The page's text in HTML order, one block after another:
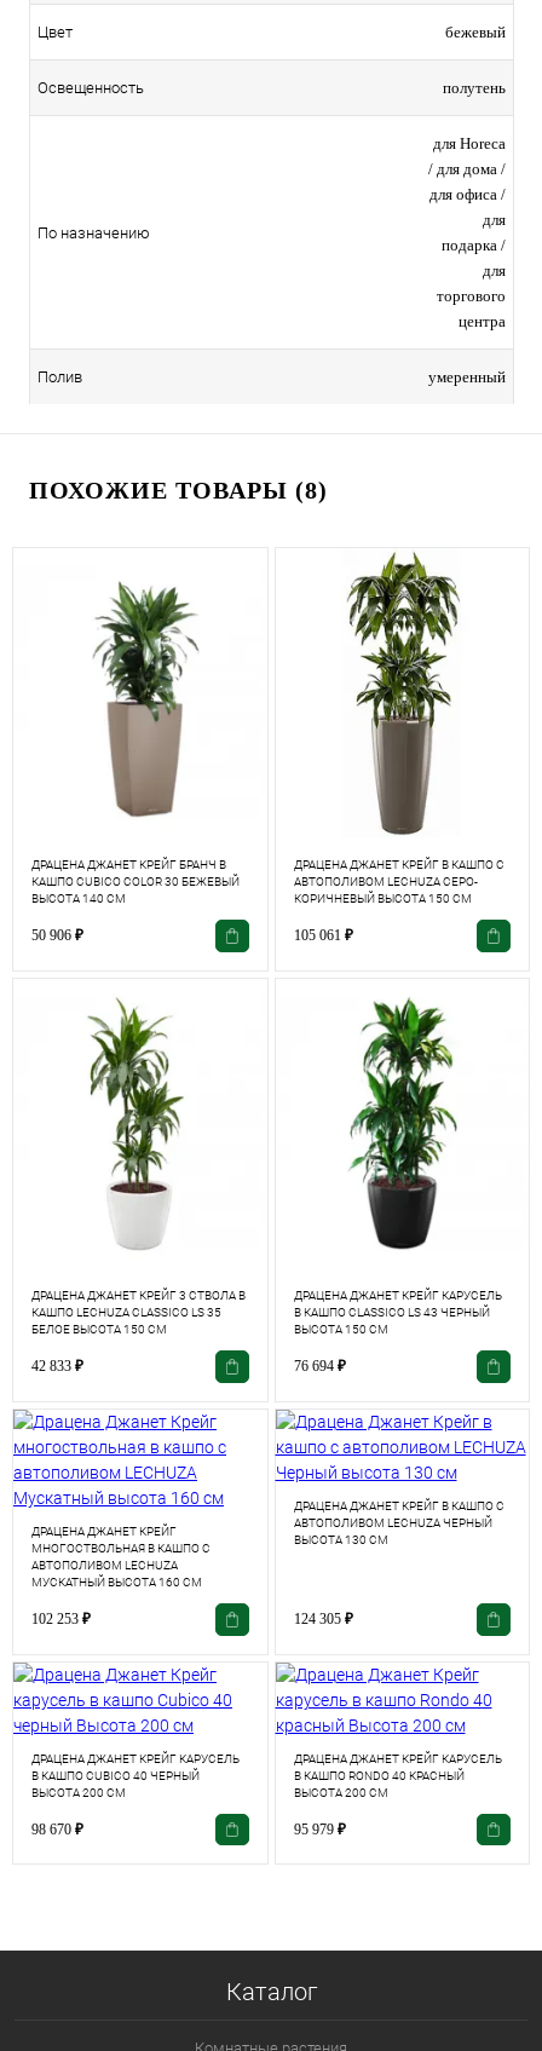
Цвет бежевый
Освещенность полутень
По назначению
для Horeca
/ для дома /
для офиса /
для
подарка /
для
торгового
центра
Полив умеренный
ПОХОЖИЕ ТОВАРЫ (8)
ДРАЦЕНА ДЖАНЕТ КРЕЙГ БРАНЧ В
КАШПО CUBICO COLOR 30 БЕЖЕВЫЙ
ВЫСОТА 140 СМ
50 906 ₽
ДРАЦЕНА ДЖАНЕТ КРЕЙГ В КАШПО С
АВТОПОЛИВОМ LECHUZA СЕРО-
КОРИЧНЕВЫЙ ВЫСОТА 150 СМ
105 061 ₽
ДРАЦЕНА ДЖАНЕТ КРЕЙГ 3 СТВОЛА В
КАШПО LECHUZA CLASSICO LS 35
БЕЛОЕ ВЫСОТА 150 СМ
42 833 ₽
ДРАЦЕНА ДЖАНЕТ КРЕЙГ КАРУСЕЛЬ
В КАШПО СLASSICO LS 43 ЧЕРНЫЙ
ВЫСОТА 150 СМ
76 694 ₽
ДРАЦЕНА ДЖАНЕТ КРЕЙГ
МНОГОСТВОЛЬНАЯ В КАШПО С
АВТОПОЛИВОМ LECHUZA
МУСКАТНЫЙ ВЫСОТА 160 СМ
102 253 ₽
ДРАЦЕНА ДЖАНЕТ КРЕЙГ В КАШПО С
АВТОПОЛИВОМ LECHUZA ЧЕРНЫЙ
ВЫСОТА 130 СМ
124 305 ₽
ДРАЦЕНА ДЖАНЕТ КРЕЙГ КАРУСЕЛЬ
В КАШПО CUBICO 40 ЧЕРНЫЙ
ВЫСОТА 200 СМ
98 670 ₽
ДРАЦЕНА ДЖАНЕТ КРЕЙГ КАРУСЕЛЬ
В КАШПО RONDO 40 КРАСНЫЙ
ВЫСОТА 200 СМ
95 979 ₽
Каталог